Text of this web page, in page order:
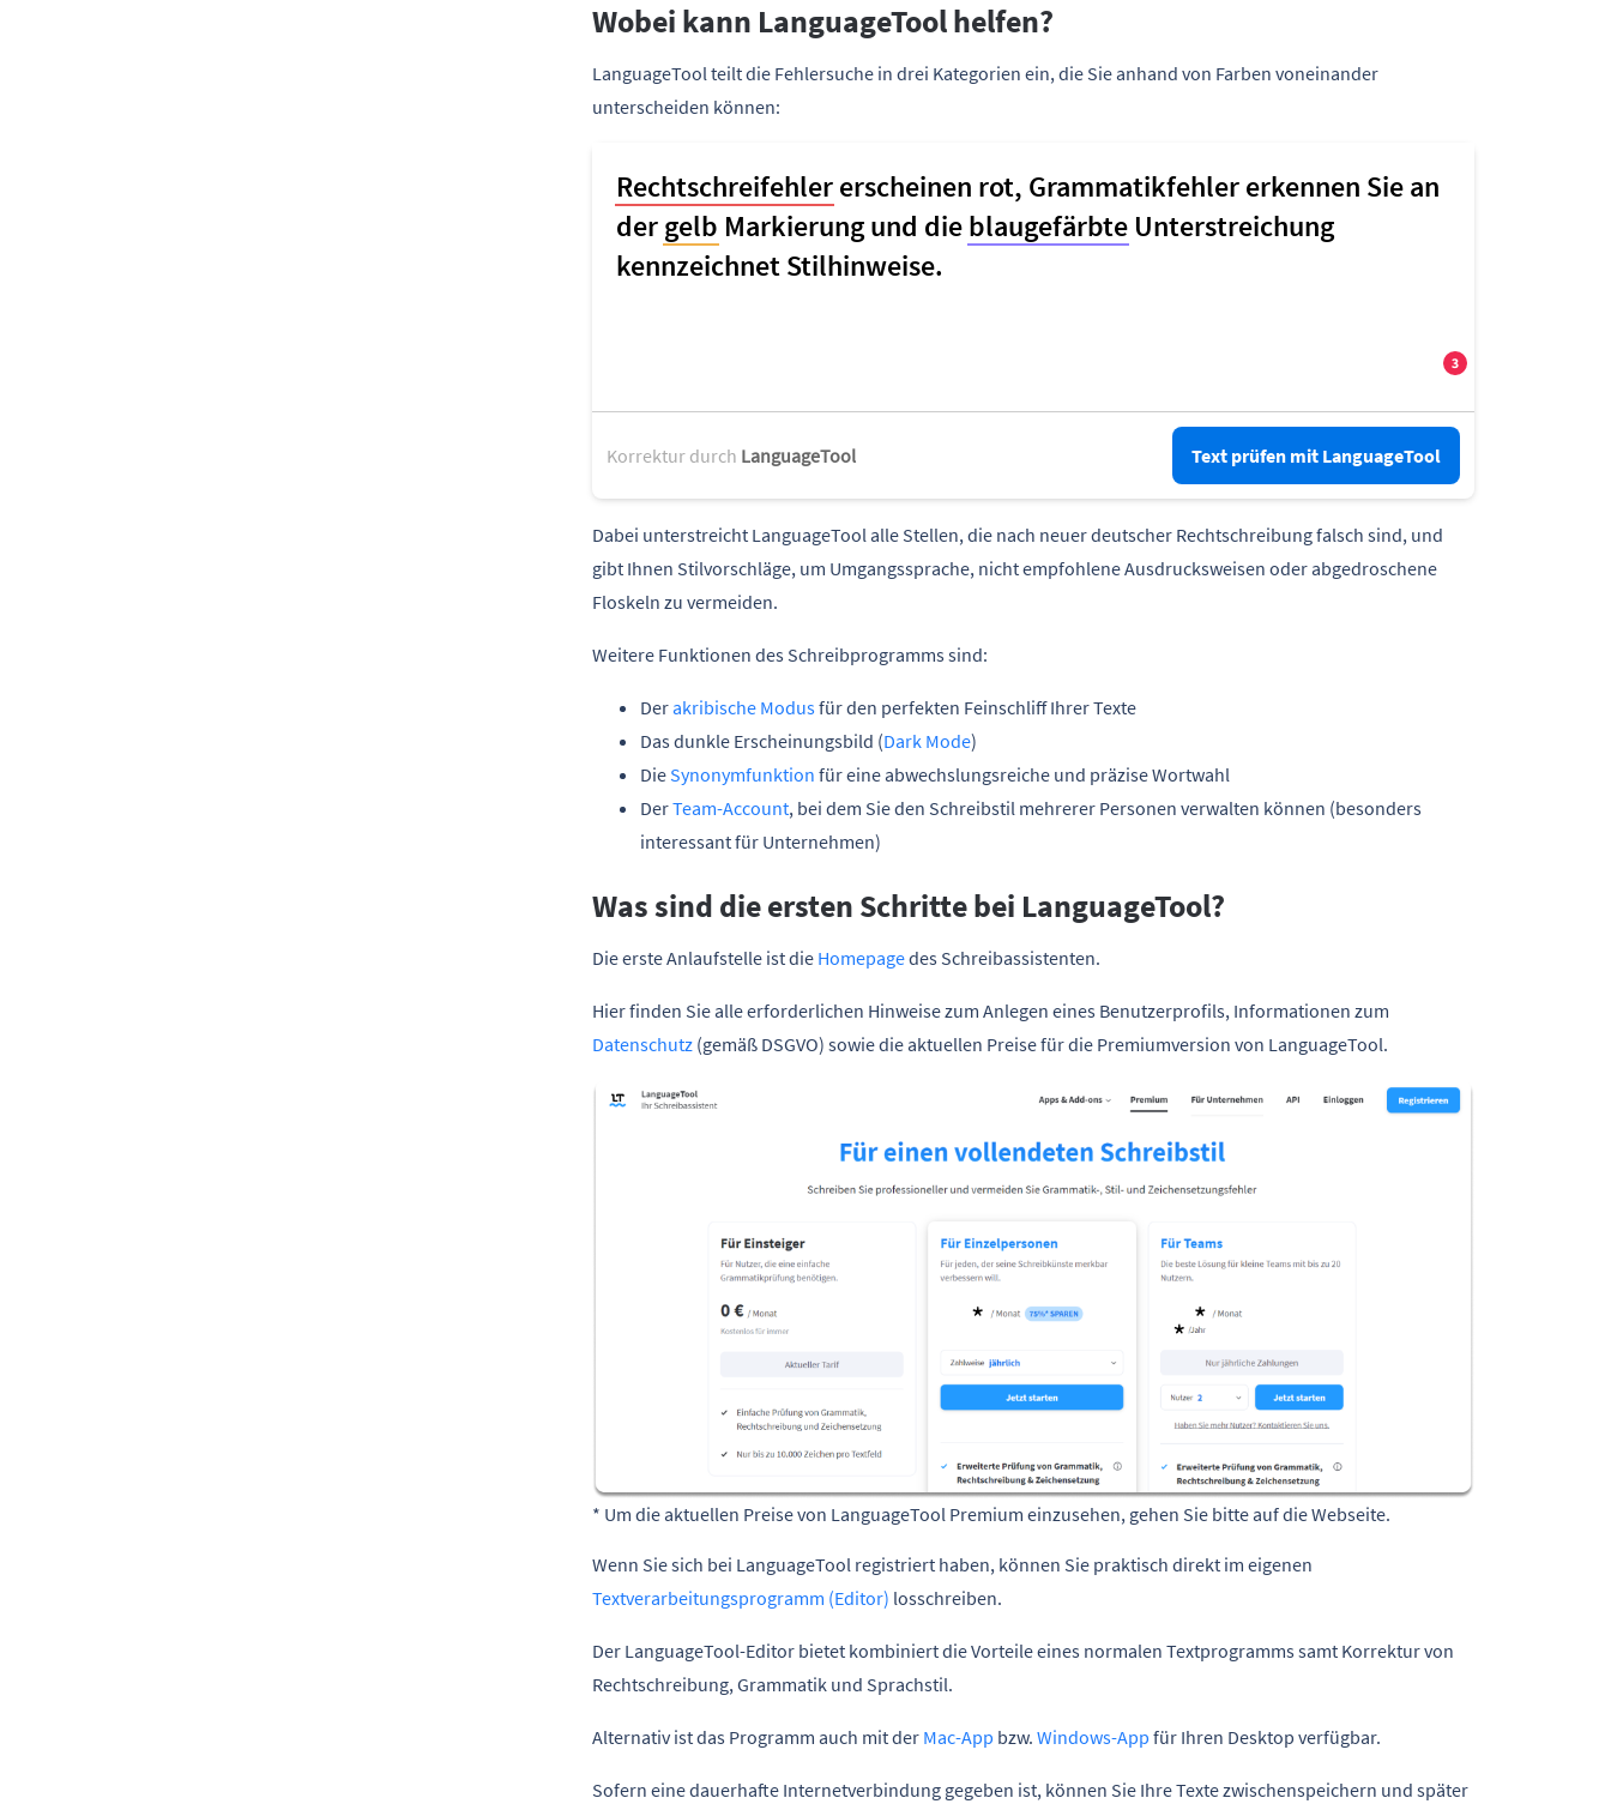
Wobei kann LanguageTool helfen?
LanguageTool teilt die Fehlersuche in drei Kategorien ein, die Sie anhand von Farben voneinander
unterscheiden können:
Korrektur durch LanguageTool Text prüfen mit LanguageTool
Dabei unterstreicht LanguageTool alle Stellen, die nach neuer deutscher Rechtschreibung falsch sind, und
gibt Ihnen Stilvorschläge, um Umgangssprache, nicht empfohlene Ausdrucksweisen oder abgedroschene
Floskeln zu vermeiden.
Weitere Funktionen des Schreibprogramms sind:
Derakribische Modusfür den perfekten Feinschliff Ihrer Texte
Das dunkle Erscheinungsbild (Dark Mode)
Die Synonymfunktion für eine abwechslungsreiche und präzise Wortwahl
DerTeam-Account, bei dem Sie den Schreibstil mehrerer Personen verwalten können (besonders
interessant für Unternehmen)
Was sind die ersten Schritte bei LanguageTool?
Die erste Anlaufstelle ist die Homepagedes Schreibassistenten.
Hier finden Sie alle erforderlichen Hinweise zum Anlegen eines Benutzerprofils, Informationen zum
Datenschutz (gemäß DSGVO) sowie die aktuellen Preise für die Premiumversion von LanguageTool.
* Um die aktuellen Preise von LanguageTool Premium einzusehen, gehen Sie bitte auf die Webseite.
Wenn Sie sich bei LanguageTool registriert haben, können Sie praktisch direkt im eigenen
Textverarbeitungsprogramm (Editor) losschreiben.
Der LanguageTool-Editor bietet kombiniert die Vorteile eines normalen Textprogramms samt Korrektur von
Rechtschreibung, Grammatik und Sprachstil.
Alternativ ist das Programm auch mit der Mac-App bzw. Windows-App für Ihren Desktop verfügbar.
Sofern eine dauerhafte Internetverbindung gegeben ist, können Sie Ihre Texte zwischenspeichern und später